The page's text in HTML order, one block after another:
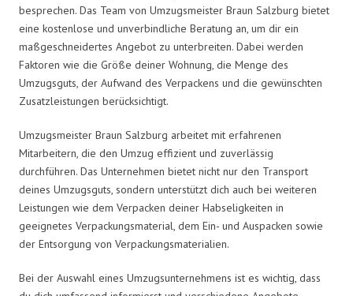
besprechen. Das Team von Umzugsmeister Braun Salzburg bietet
eine kostenlose und unverbindliche Beratung an, um dir ein
maßgeschneidertes Angebot zu unterbreiten. Dabei werden
Faktoren wie die Größe deiner Wohnung, die Menge des
Umzugsguts, der Aufwand des Verpackens und die gewünschten
Zusatzleistungen berücksichtigt.
Umzugsmeister Braun Salzburg arbeitet mit erfahrenen
Mitarbeitern, die den Umzug effizient und zuverlässig
durchführen. Das Unternehmen bietet nicht nur den Transport
deines Umzugsguts, sondern unterstützt dich auch bei weiteren
Leistungen wie dem Verpacken deiner Habseligkeiten in
geeignetes Verpackungsmaterial, dem Ein- und Auspacken sowie
der Entsorgung von Verpackungsmaterialien.
Bei der Auswahl eines Umzugsunternehmens ist es wichtig, dass